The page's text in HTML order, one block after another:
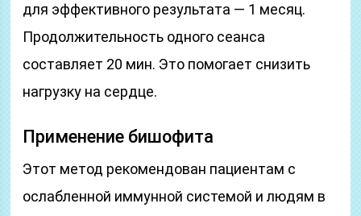
для эффективного результата — 1 месяц.
Продолжительность одного сеанса
составляет 20 мин. Это помогает снизить
нагрузку на сердце.
Применение бишофита
Этот метод рекомендован пациентам с
ослабленной иммунной системой и людям в